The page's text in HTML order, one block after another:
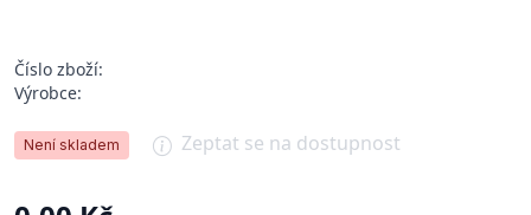
Číslo zboží:
Výrobce:
Není skladem Zeptat se na dostupnost